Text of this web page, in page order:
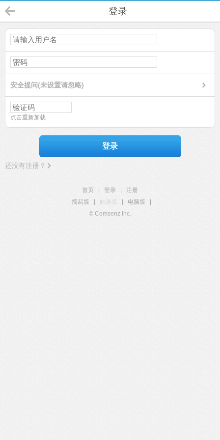
登录
安全提问(未设置请忽略)
点击重新加载
登录
还没有注册？
首页 登录
注册
简易版
触屏版 电脑版
© Comsenz Inc.